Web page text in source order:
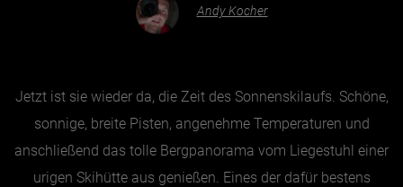
Nachhaltigkeit
Sehenswürdig
Andy Kocher
Jetzt ist sie wieder da, die Zeit des Sonnenskilaufs. Schöne,
sonnige, breite Pisten, angenehme Temperaturen und
anschließend das tolle Bergpanorama vom Liegestuhl einer
urigen Skihütte aus genießen. Eines der dafür bestens